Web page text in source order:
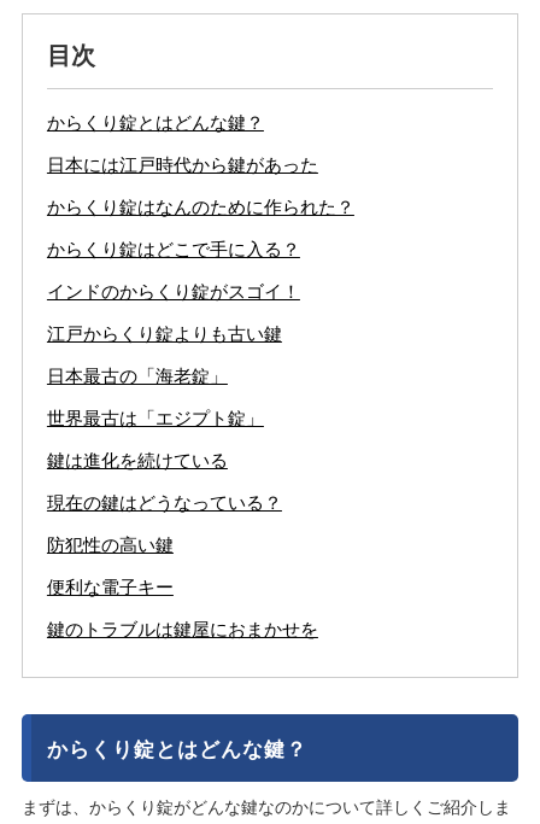
目次
からくり錠とはどんな鍵？
日本には江戸時代から鍵があった
からくり錠はなんのために作られた？
からくり錠はどこで手に入る？
インドのからくり錠がスゴイ！
江戸からくり錠よりも古い鍵
日本最古の「海老錠」
世界最古は「エジプト錠」
鍵は進化を続けている
現在の鍵はどうなっている？
防犯性の高い鍵
便利な電子キー
鍵のトラブルは鍵屋におまかせを
からくり錠とはどんな鍵？
まずは、からくり錠がどんな鍵なのかについて詳しくご紹介しま